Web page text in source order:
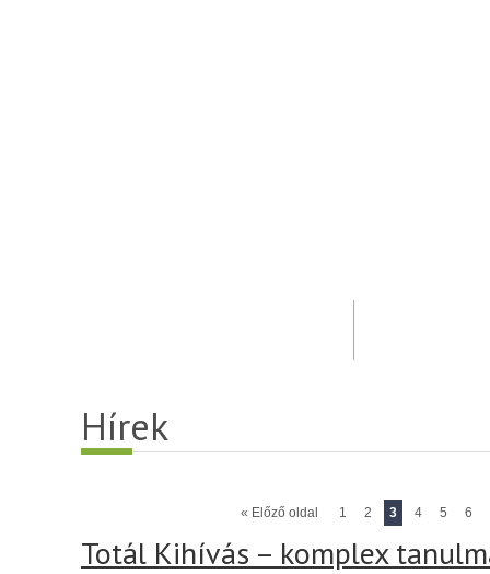
Hírek
« Előző oldal 1 2 3 4 5 6
Totál Kihívás – komplex